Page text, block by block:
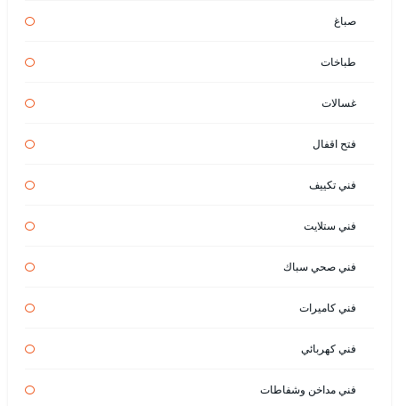
صباغ
طباخات
غسالات
فتح اقفال
فني تكييف
فني ستلايت
فني صحي سباك
فني كاميرات
فني كهربائي
فني مداخن وشفاطات